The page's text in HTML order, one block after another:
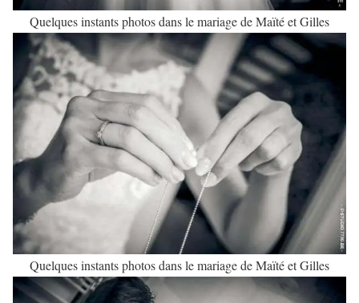
Quelques instants photos dans le mariage de Maïté et Gilles
Quelques instants photos dans le mariage de Maïté et Gilles